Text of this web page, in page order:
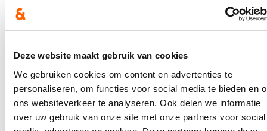
Deze website maakt gebruik van cookies
We gebruiken cookies om content en advertenties te
personaliseren, om functies voor social media te bieden en
ons websiteverkeer te analyseren. Ook delen we informatie
over uw gebruik van onze site met onze partners voor social
Aantal meldingen van agressief of ongewenst gedrag
stijgt fors binnen Vlaamse overheid: nieuwe regeling
dat dossiers tijdelijk kan opschorten in geval van
agressie voortaan van kracht